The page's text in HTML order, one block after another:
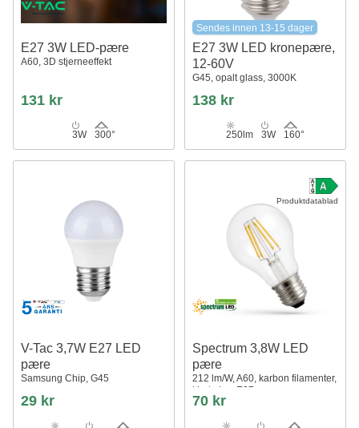
E27 3W LED-pære
A60, 3D stjerneeffekt
131 kr
3W 300°
Sendes innen 13-15 dager
E27 3W LED kronepære,
12-60V
G45, opalt glass, 3000K
138 kr
250lm 3W 160°
V-Tac 3,7W E27 LED
pære
Samsung Chip, G45
29 kr
Produktdatablad
Spectrum 3,8W LED
pære
212 lm/W, A60, karbon filamenter,
klart glas, E27
70 kr